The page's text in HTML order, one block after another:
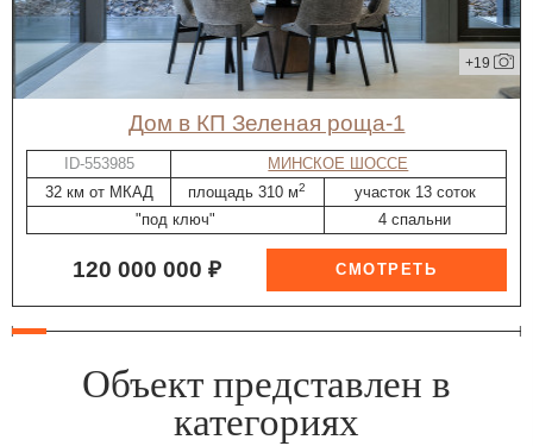
+19
дом в КП Зеленая роща-1
ID-553985
МИНСКОЕ ШОССЕ
32 км от МКАД
площадь 310 м2
участок 13 соток
"под ключ"
4 спальни
120 000 000 ₽
Объект представлен в
категориях